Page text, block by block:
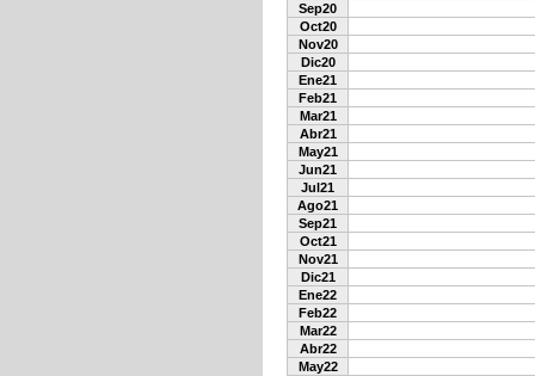
Sep20
Oct20
Nov20
Dic20
Ene21
Feb21
Mar21
Abr21
May21
Jun21
Jul21
Ago21
Sep21
Oct21
Nov21
Dic21
Ene22
Feb22
Mar22
Abr22
May22